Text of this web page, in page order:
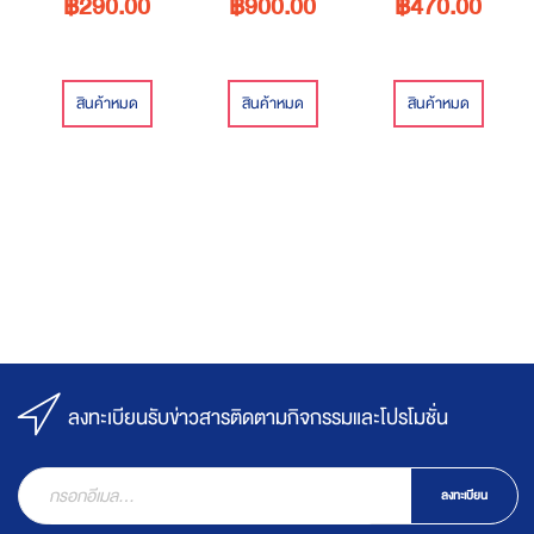
สินค้าหมด สินค้าหมด สินค้าหมด
ลงทะเบียนรับข่าวสารติดตามกิจกรรมและโปรโมชั่น
ลงทะเบียน